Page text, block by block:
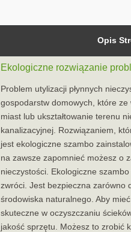
Opis
Ekologiczne rozwiązanie
Problem utylizacji płynnych
gospodarstw domowych, które
miast lub ukształtowanie terenu
kanalizacyjnej. Rozwiązaniem,
jest ekologiczne szambo
na zawsze zapomnieć możesz o
nieczystości. Ekologiczne
zwróci. Jest bezpieczna zarówno
środowiska naturalnego. Aby
skuteczne w oczyszczaniu
jakość sprzętu. Możesz to zrobić